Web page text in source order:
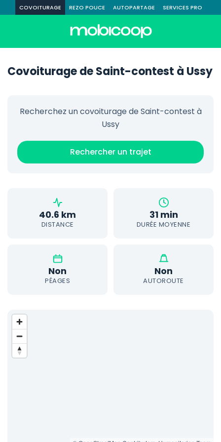
COVOITURAGE REZO POUCE AUTOPARTAGE SERVICES PRO
Covoiturage de Saint-contest à Ussy
Recherchez un covoiturage de Saint-contest à
Ussy
Rechercher un trajet
40.6 km
DISTANCE
31 min
DURÉE MOYENNE
Non
PÉAGES
Non
AUTOROUTE